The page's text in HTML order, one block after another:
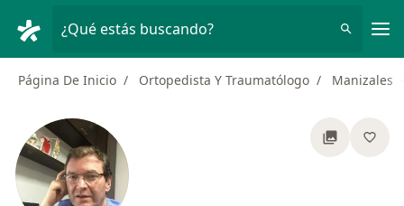
¿Qué estás buscando?
Página De Inicio Ortopedista Y Traumatólogo Manizales